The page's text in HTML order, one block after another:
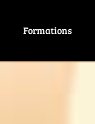
Formations